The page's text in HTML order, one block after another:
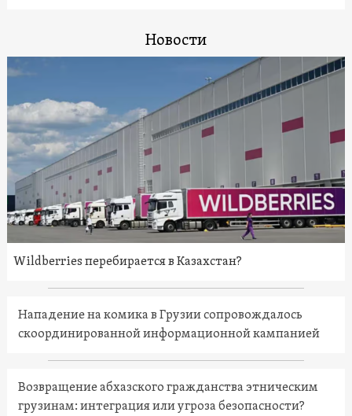
Новости
Wildberries перебирается в Казахстан?
Нападение на комика в Грузии сопровождалось
скоординированной информационной кампанией
Возвращение абхазского гражданства этническим
грузинам: интеграция или угроза безопасности?